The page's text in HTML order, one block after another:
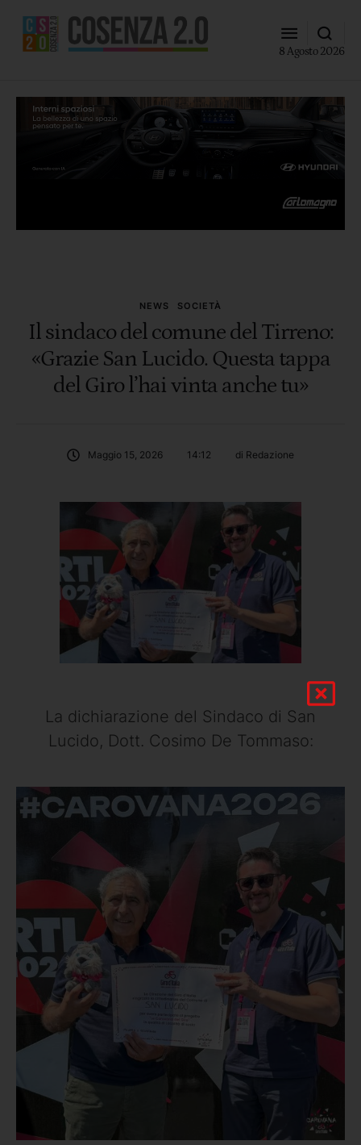
8 Agosto 2026
NEWS SOCIETÀ
Il sindaco del comune del Tirreno:
«Grazie San Lucido. Questa tappa
del Giro l’hai vinta anche tu»
Maggio 15, 2026 14:12 di Redazione
La dichiarazione del Sindaco di San
Lucido, Dott. Cosimo De Tommaso: